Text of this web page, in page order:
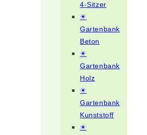
4-Sitzer
☀
Gartenbank
Beton
☀
Gartenbank
Holz
☀
Gartenbank
Kunststoff
☀